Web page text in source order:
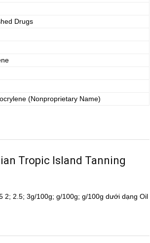
Drugs
(Nonproprietary Name)
Tropic Island Tanning
2; 2.5; 3g/100g; g/100g; g/100g dưới dạng Oil